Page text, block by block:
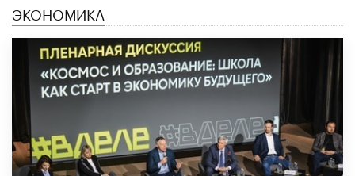
ЭКОНОМИКА